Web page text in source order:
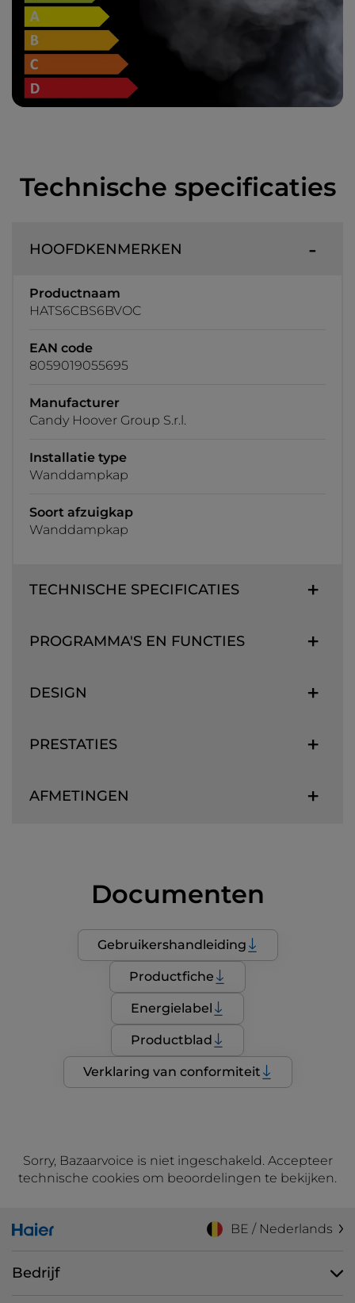
Technische specificaties
HOOFDKENMERKEN
Productnaam
HATS6CBS6BVOC
EAN code
8059019055695
Manufacturer
Candy Hoover Group S.r.l.
Installatie type
Wanddampkap
Soort afzuigkap
Wanddampkap
TECHNISCHE SPECIFICATIES
PROGRAMMA'S EN FUNCTIES
DESIGN
PRESTATIES
AFMETINGEN
Documenten
Gebruikershandleiding
Productfiche
Energielabel
Productblad
Verklaring van conformiteit
Sorry, Bazaarvoice is niet ingeschakeld. Accepteer
technische cookies om beoordelingen te bekijken.
BE / Nederlands
Bedrijf